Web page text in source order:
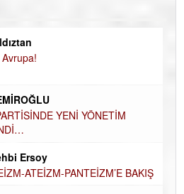
YÖNETİM
PANTEİZM’E BAKIŞ